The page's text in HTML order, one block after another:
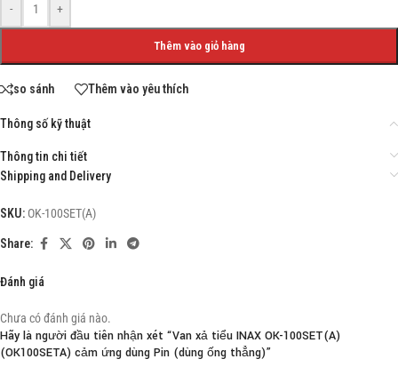
- +
Thêm vào giỏ hàng
so sánh Thêm vào yêu thích
Thông số kỹ thuật
Thông tin chi tiết
Shipping and Delivery
SKU: OK-100SET(A)
Share:
Đánh giá
Chưa có đánh giá nào.
Hãy là người đầu tiên nhận xét “Van xả tiểu INAX OK-100SET(A)
(OK100SETA) cảm ứng dùng Pin (dùng ống thẳng)”